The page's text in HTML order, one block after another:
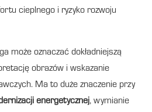
cieplnego i ryzyko rozwoju
może oznaczać dokładniejszą
obrazów i wskazanie
Ma to duże znaczenie przy
energetycznej, wymianie